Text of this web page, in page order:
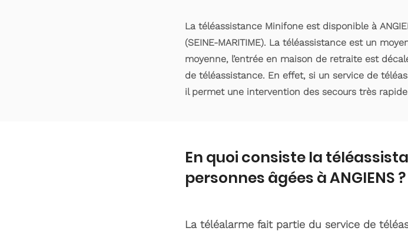
La téléassistance Minifone est disponible à
(SEINE-MARITIME). La téléassistance est un
moyenne, l’entrée en maison de retraite est
de téléassistance. En effet, si un service de
il permet une intervention des secours très
En quoi consiste la
personnes âgées à ANGIENS ?
La téléalarme fait partie du service de